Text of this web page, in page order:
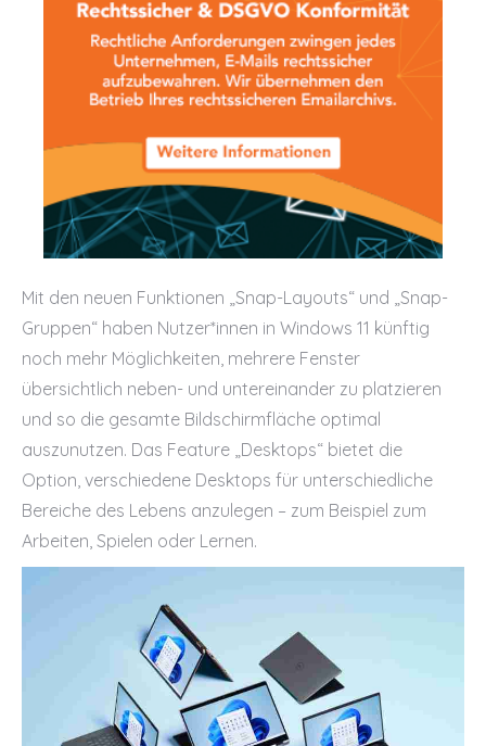
Mit den neuen Funktionen „Snap-Layouts“ und „Snap-
Gruppen“ haben Nutzer*innen in Windows 11 künftig
noch mehr Möglichkeiten, mehrere Fenster
übersichtlich neben- und untereinander zu platzieren
und so die gesamte Bildschirmfläche optimal
auszunutzen. Das Feature „Desktops“ bietet die
Option, verschiedene Desktops für unterschiedliche
Bereiche des Lebens anzulegen – zum Beispiel zum
Arbeiten, Spielen oder Lernen.